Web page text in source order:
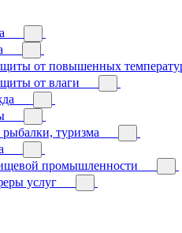
от повышенных
от влаги
туризма
промышленности
услуг